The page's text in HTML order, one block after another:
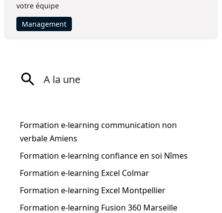
votre équipe
Management
A la une
Formation e-learning communication non
verbale Amiens
Formation e-learning confiance en soi Nîmes
Formation e-learning Excel Colmar
Formation e-learning Excel Montpellier
Formation e-learning Fusion 360 Marseille